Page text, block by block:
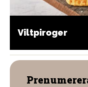
Viltpiroger